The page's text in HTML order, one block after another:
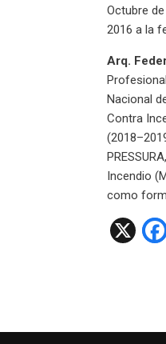
Octubre
2016 a la
Arq.
Nacional
Contra
Incendio
como
X